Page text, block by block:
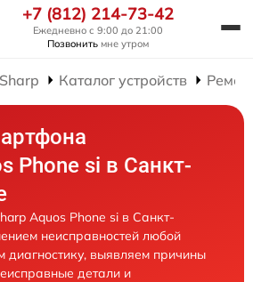
+7 (812) 214-73-42
Ежедневно с 9:00 до 21:00
Позвонить мне утром
Каталог устройств
Phone si в Санкт-
Aquos Phone si в Санкт-
неисправностей любой
диагностику, выявляем причины
детали и